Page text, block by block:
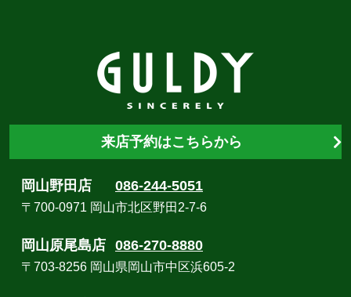
来店予約はこちらから
岡山野田店 086-244-5051
〒700-0971 岡山市北区野田2-7-6
岡山原尾島店 086-270-8880
〒703-8256 岡山県岡山市中区浜605-2